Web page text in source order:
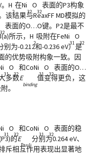
H
2
在Ni
32
O
32
表面的P3构象
该结果与ReaxFF MD模拟的
32
表面的O…O键。P2是最不
所示，H
2
吸附在FeNi
31
O
32
别为-0.212和-0.236 eV）是
的优势吸附构象一致。因
31
O
32
和CoNi
31
O
32
表面的O…
多数E
binding
值变得更负，这
。
31
O
32
和CoNi
31
O
32
表面的稳
的E
Pauli
分别为0.264 eV、
斥相互作用表现出显著地